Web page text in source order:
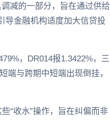
减的一部分，旨在通过供给
导金融机构适度加大信贷投
，DR014报1.3422%，三
端与跨期中短端出现倒挂，
“收水”操作，旨在纠偏而非